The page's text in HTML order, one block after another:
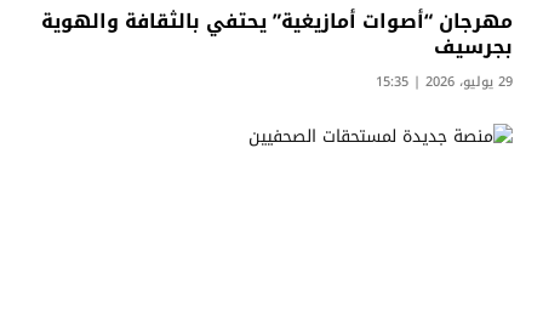
مهرجان “أصوات أمازيغية” يحتفي بالثقافة والهوية
بجرسيف
29 يوليو، 2026 | 15:35